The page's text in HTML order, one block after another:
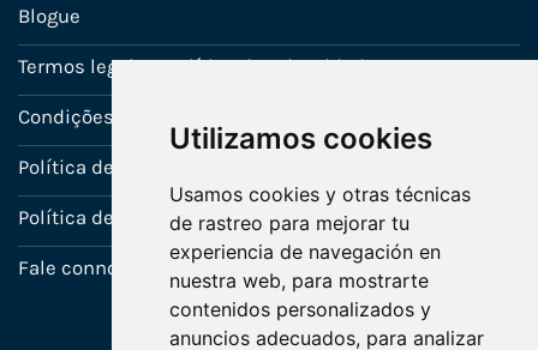
Utilizamos cookies
Usamos cookies y otras técnicas
de rastreo para mejorar tu
experiencia de navegación en
nuestra web, para mostrarte
contenidos personalizados y
anuncios adecuados, para analizar
Blogue
Termos legais e política de privacidade
Condições de venda
Política de Garantia
Política de utilização de cookies
Fale connosco